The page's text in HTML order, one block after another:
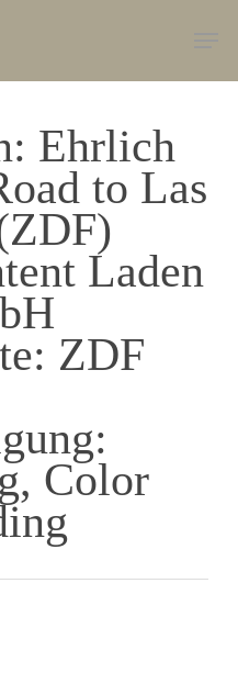
Ehrlich
to Las
Laden
ZDF
Color